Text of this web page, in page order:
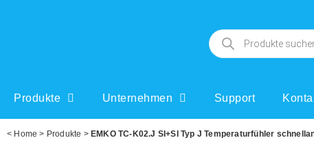
Produkte Unternehmen Support
< Home > Produkte > EMKO TC-K02.J SI+SI Typ J Temperaturfühler